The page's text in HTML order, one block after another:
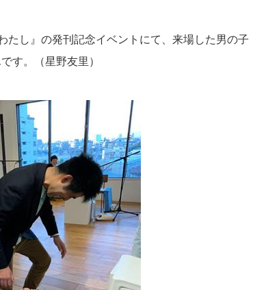
たし』の発刊記念イベントにて、 来場した男の子
す。
（星野友里）